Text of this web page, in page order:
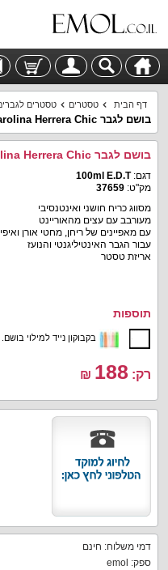
דף הבית טסטרים טסטרים
בושם לגבר Carolina Herrera Chic טסטר 100ml E.D.T
בושם לגבר Carolina Herrera Chic טסטר 100ml E.D.T
דגם:100ml E.D.T
מק"ט: 37659
מסווג כריח חושני ואינטנסיבי
מעורבב עם עצים מהאוריינט
עם מאפיינים של ריחן, מחטי אורן
עבור הגבר האינטיליגנטי והנועז
אריזת טסטר
תוספות
בקבוקון נייד למילוי בושם.
רק: 188
₪
דמי משלוח: חינם
ספק: emol